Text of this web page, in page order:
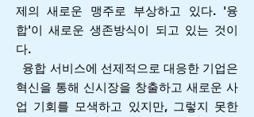
제의 새로운 맹주로 부상하고 있다. '융
합'이 새로운 생존방식이 되고 있는 것이
다.
융합 서비스에 선제적으로 대응한 기업은
혁신을 통해 신시장을 창출하고 새로운 사
업 기회를 모색하고 있지만, 그렇지 못한